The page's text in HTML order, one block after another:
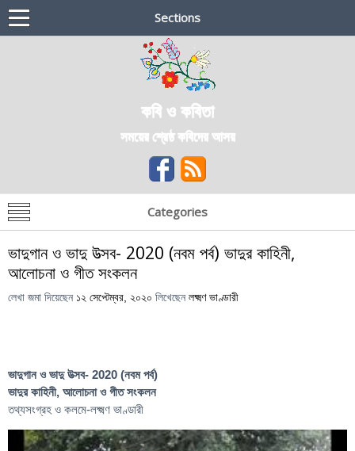
Sections
কবি ও কবিতা
সময়ের শ্রেষ্ঠ কবিদের আসর
Categories
ভাদুগান ও ভাদু উত্সব- 2020 (নবম পর্ব) ভাদুর কাহিনী,
আলোচনা ও গীত সংকলন
লেখা জমা দিয়েছেন ১২ সেপ্টেম্বর, ২০২০ লিখেছেন লক্ষ্মণ ভাণ্ডারী
ভাদুগান ও ভাদু উত্সব- 2020 (নবম পর্ব)
ভাদুর কাহিনী, আলোচনা ও গীত সংকলন
তথ্যসংগ্রহ ও কলমে-লক্ষ্মণ ভাণ্ডারী